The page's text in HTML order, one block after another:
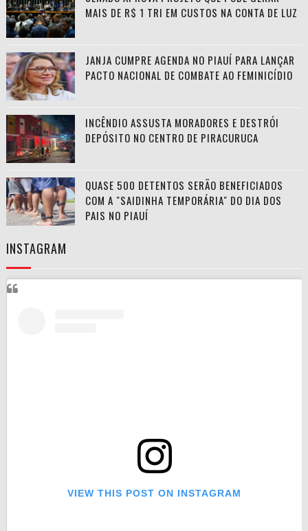
MAIS DE R$ 1 TRI EM CUSTOS NA CONTA DE LUZ
JANJA CUMPRE AGENDA NO PIAUÍ PARA LANÇAR
PACTO NACIONAL DE COMBATE AO FEMINICÍDIO
INCÊNDIO ASSUSTA MORADORES E DESTRÓI
DEPÓSITO NO CENTRO DE PIRACURUCA
QUASE 500 DETENTOS SERÃO BENEFICIADOS
COM A "SAIDINHA TEMPORÁRIA" DO DIA DOS
PAIS NO PIAUÍ
INSTAGRAM
VIEW THIS POST ON INSTAGRAM